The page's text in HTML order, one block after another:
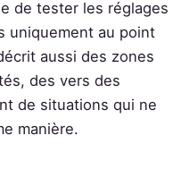
de tester les réglages
uniquement au point
aussi des zones
des vers des
de situations qui ne
manière.